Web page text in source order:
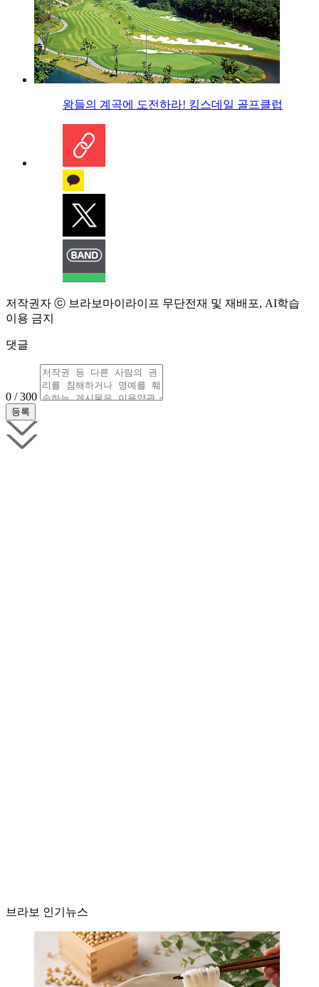
왕들의 계곡에 도전하라! 킹스데일 골프클럽
저작권자 ⓒ 브라보마이라이프 무단전재 및 재배포, AI학습
이용 금지
댓글
0 / 300
브라보 인기뉴스